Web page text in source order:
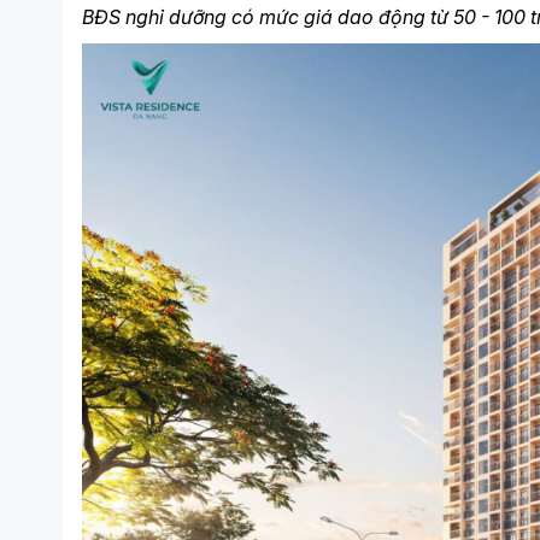
BĐS nghỉ dưỡng có mức giá dao động từ 50 - 100